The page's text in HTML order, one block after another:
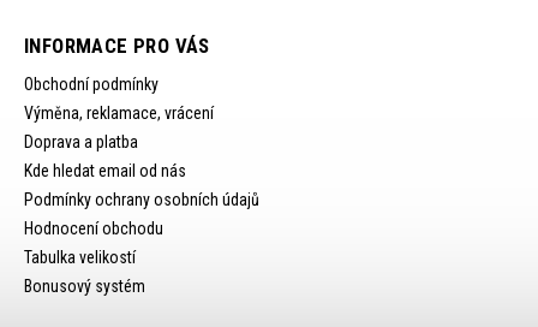
INFORMACE PRO VÁS
Obchodní podmínky
Výměna, reklamace, vrácení
Doprava a platba
Kde hledat email od nás
Podmínky ochrany osobních údajů
Hodnocení obchodu
Tabulka velikostí
Bonusový systém